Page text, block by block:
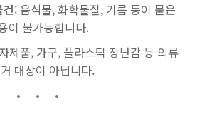
: 음식물, 화학물질, 기름 등이 묻은
이 불가능합니다.
제품, 가구, 플라스틱 장난감 등 의류
대상이 아닙니다.